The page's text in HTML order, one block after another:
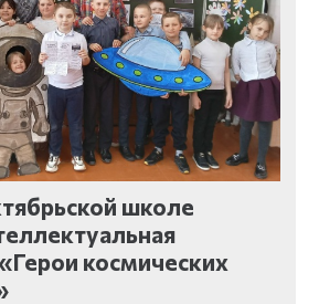
школе
космических